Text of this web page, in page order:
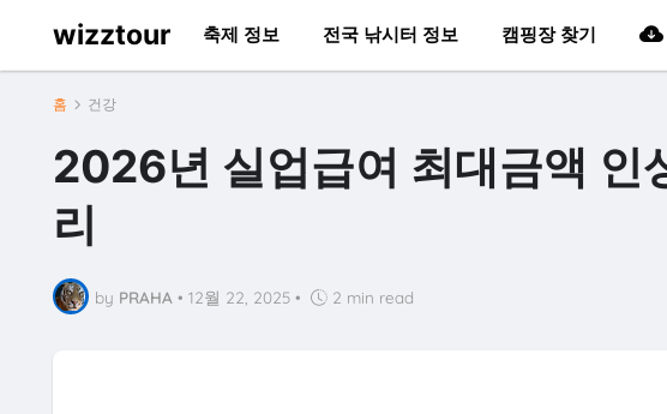
wizztour 축제 정보 전국 낚시터 정보 캠핑장 찾기
홈 건강
2026년 실업급여 최대금액 인
리
by PRAHA • 12월 22, 2025 • 2 min read